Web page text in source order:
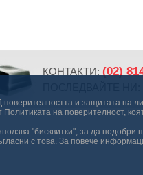
и защитата на
на поверителност,
"бисквитки", за да
с това. За повече
КОНТАКТИ: (02)